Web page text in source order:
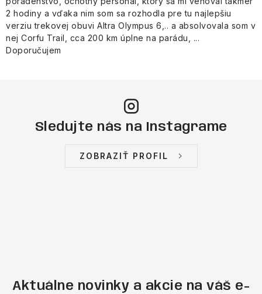
2 hodiny a vďaka nim som sa rozhodla pre tu najlepšiu
verziu trekovej obuvi Altra Olympus 6,.. a absolvovala som v
nej Corfu Trail, cca 200 km úplne na parádu, ...
Doporučujem
Sledujte nás na Instagrame
ZOBRAZIŤ PROFIL
Aktuálne novinky a akcie na váš e-